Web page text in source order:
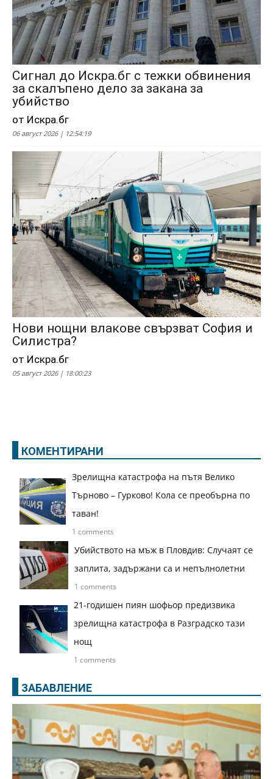
Сигнал до Искра.бг с тежки обвинения
за скалъпено дело за закана за
убийство
от Искра.бг
06 август 2026 | 12:54:19
Нови нощни влакове свързват София и
Силистра?
от Искра.бг
05 август 2026 | 18:00:23
КОМЕНТИРАНИ
Зрелищна катастрофа на пътя Велико
Търново – Гурково! Кола се преобърна по
таван!
1 comments
Убийството на мъж в Пловдив: Случаят се
заплита, задържани са и непълнолетни
1 comments
21-годишен пиян шофьор предизвика
зрелищна катастрофа в Разградско тази
нощ
1 comments
ЗАБАВЛЕНИЕ